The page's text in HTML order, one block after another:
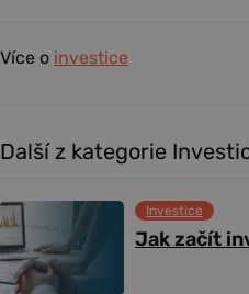
Více o investice
Další z kategorie
Jak začít
Investice